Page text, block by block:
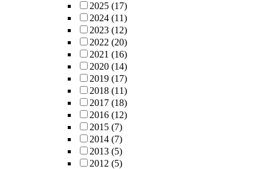
2025 (17)
2024 (11)
2023 (12)
2022 (20)
2021 (16)
2020 (14)
2019 (17)
2018 (11)
2017 (18)
2016 (12)
2015 (7)
2014 (7)
2013 (5)
2012 (5)